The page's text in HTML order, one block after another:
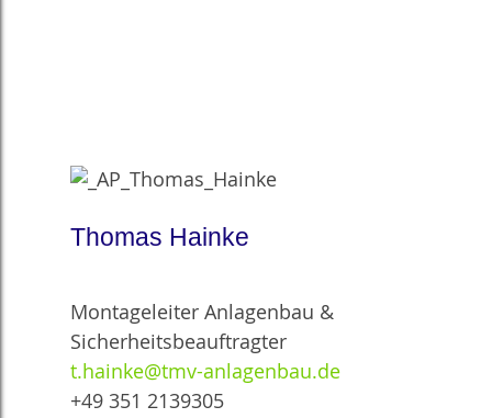
Thomas Hainke
Montageleiter Anlagenbau &
Sicherheitsbeauftragter
t.hainke@tmv-anlagenbau.de
+49 351 2139305